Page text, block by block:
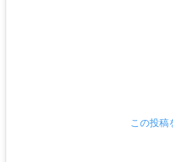
この投